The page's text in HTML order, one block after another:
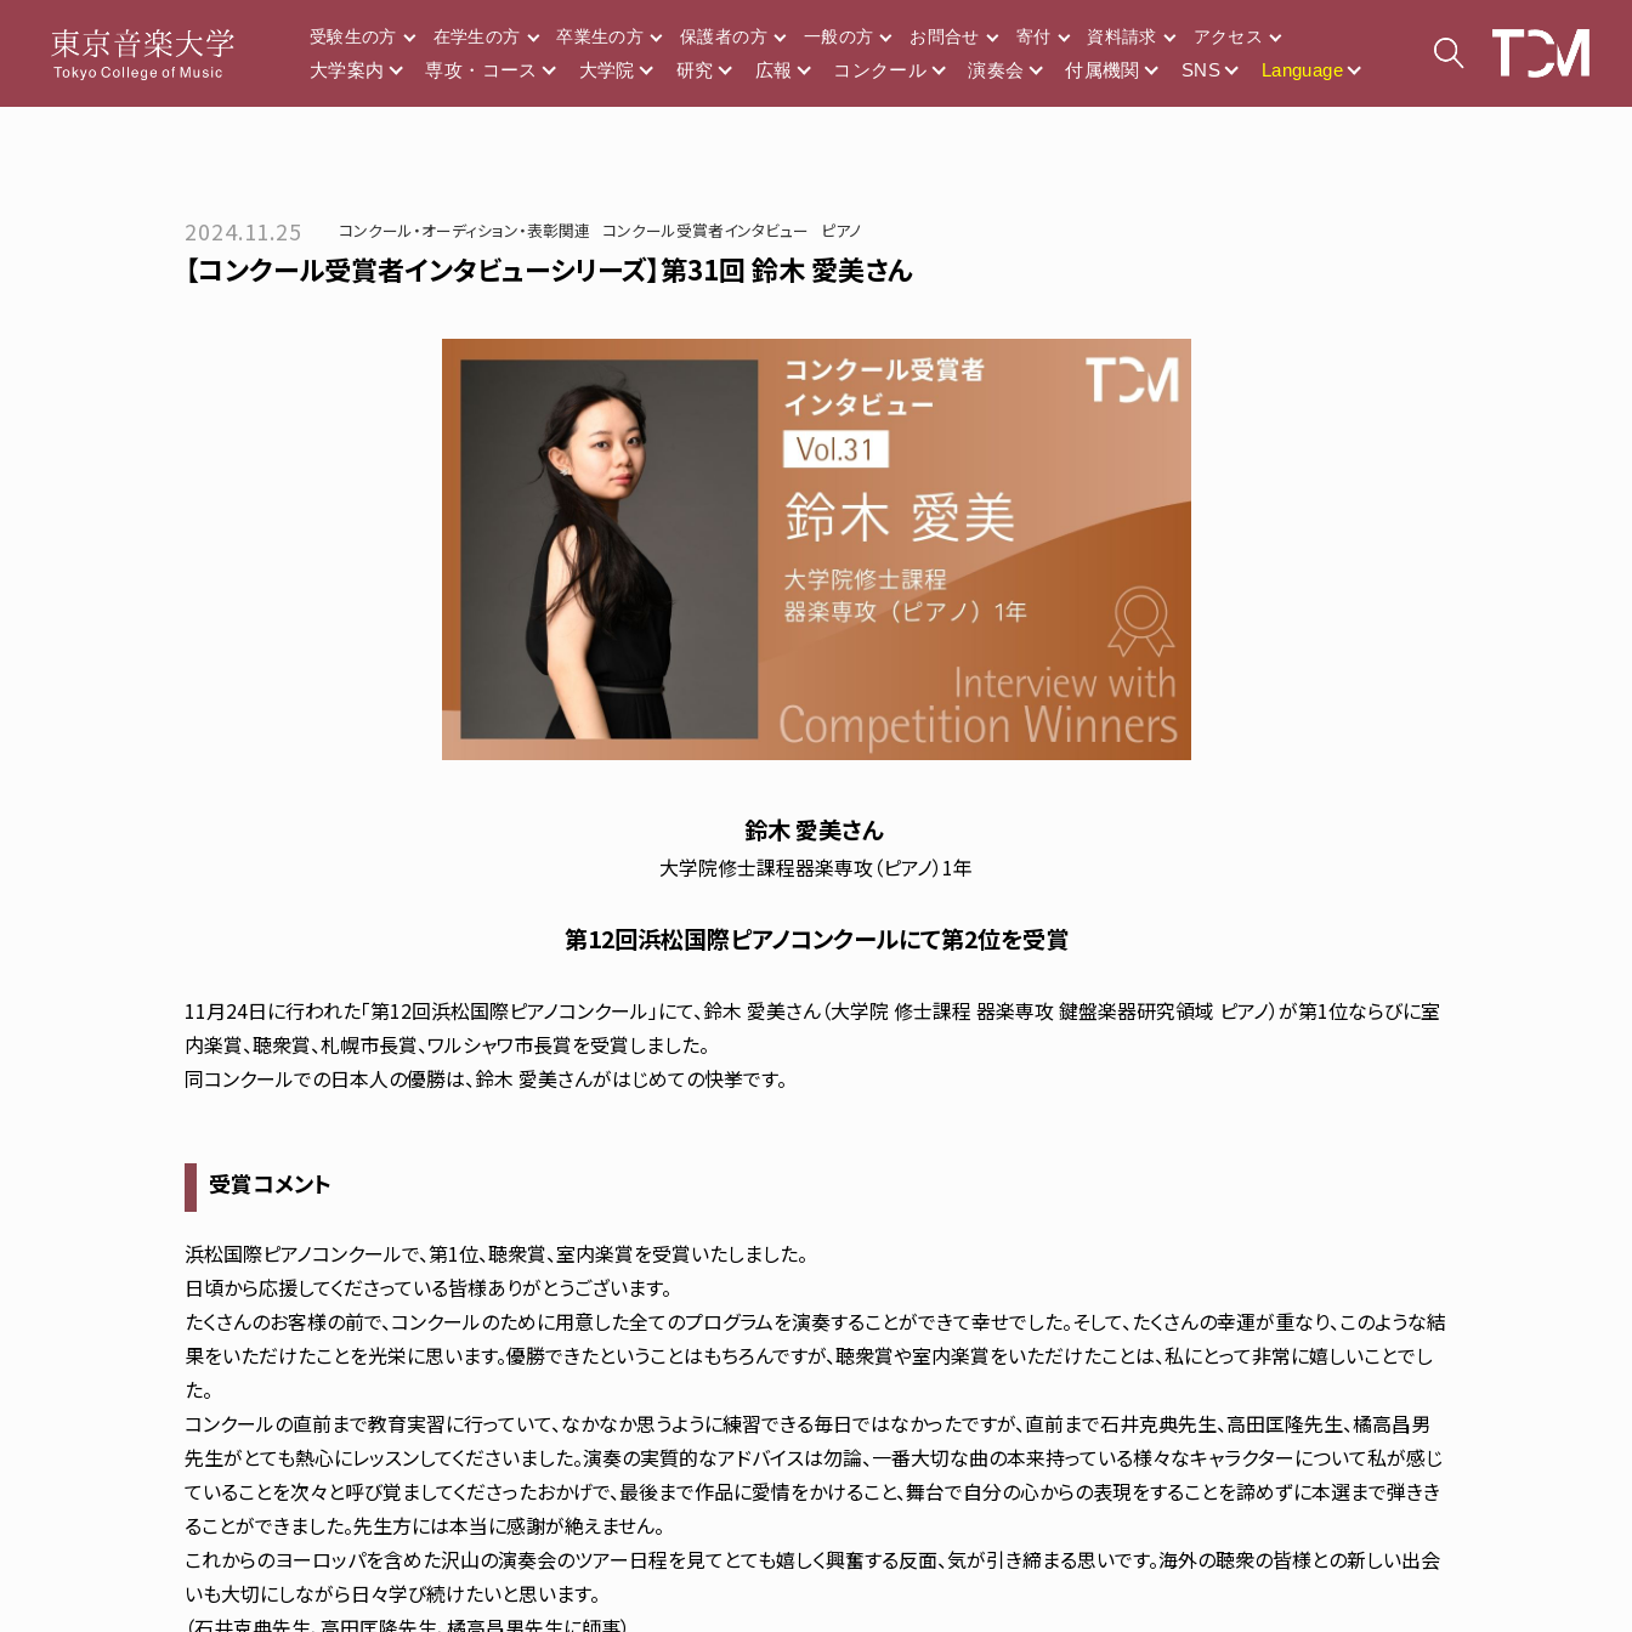
受験生の方 在学生の方 卒業生の方 保護者の方 一般の方 お問合せ 寄付 資料請求 アクセス
大学案内 専攻・コース 大学院 研究 広報 コンクール 演奏会 付属機関 SNS Language
2024.11.25 コンクール・オーディション・表彰関連 コンクール受賞者インタビュー ピアノ
【コンクール受賞者インタビューシリーズ】第31回 鈴木 愛美さん
鈴木 愛美さん
大学院修士課程器楽専攻（ピアノ）1年
第12回浜松国際ピアノコンクールにて第2位を受賞
11月24日に行われた「第12回浜松国際ピアノコンクール」にて、鈴木 愛美さん（大学院 修士課程 器楽専攻 鍵盤楽器研究領域 ピアノ）が第1位ならびに室
内楽賞、聴衆賞、札幌市長賞、ワルシャワ市長賞を受賞しました。
同コンクールでの日本人の優勝は、鈴木 愛美さんがはじめての快挙です。
受賞コメント
浜松国際ピアノコンクールで、第1位、聴衆賞、室内楽賞を受賞いたしました。
日頃から応援してくださっている皆様ありがとうございます。
たくさんのお客様の前で、コンクールのために用意した全てのプログラムを演奏することができて幸せでした。そして、たくさんの幸運が重なり、このような結
果をいただけたことを光栄に思います。優勝できたということはもちろんですが、聴衆賞や室内楽賞をいただけたことは、私にとって非常に嬉しいことでし
た。
コンクールの直前まで教育実習に行っていて、なかなか思うように練習できる毎日ではなかったですが、直前まで石井克典先生、高田匡隆先生、橘高昌男
先生がとても熱心にレッスンしてくださいました。演奏の実質的なアドバイスは勿論、一番大切な曲の本来持っている様々なキャラクターについて私が感じ
ていることを次々と呼び覚ましてくださったおかげで、最後まで作品に愛情をかけること、舞台で自分の心からの表現をすることを諦めずに本選まで弾きき
ることができました。先生方には本当に感謝が絶えません。
これからのヨーロッパを含めた沢山の演奏会のツアー日程を見てとても嬉しく興奮する反面、気が引き締まる思いです。海外の聴衆の皆様との新しい出会
いも大切にしながら日々学び続けたいと思います。